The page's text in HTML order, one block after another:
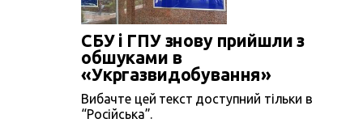
СБУ і ГПУ знову прийшли з
обшуками в
«Укргазвидобування»
Вибачте цей текст доступний тільки в
“Російська”.